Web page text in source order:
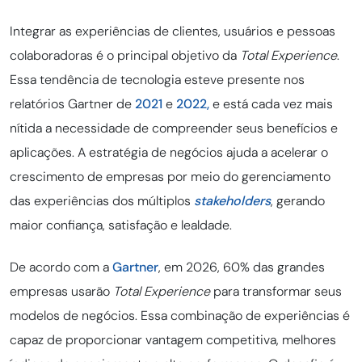
Integrar as experiências de clientes, usuários e pessoas
colaboradoras é o principal objetivo da Total Experience.
Essa tendência de tecnologia esteve presente nos
relatórios Gartner de 2021 e 2022,e estácada vez mais
nítida a necessidade de compreender seus benefícios e
aplicações.A estratégia de negócios ajuda a acelerar o
crescimento de empresas por meio do gerenciamento
das experiências dos múltiplos stakeholders, gerando
maior confiança, satisfação e lealdade.
De acordo com aGartner, em 2026, 60% das grandes
empresas usarão Total Experiencepara transformar seus
modelos de negócios. Essa combinação de experiências é
capaz de proporcionar vantagem competitiva, melhores